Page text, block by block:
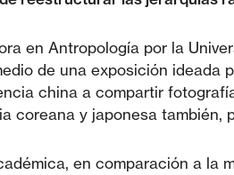
en Antropología por la
de una exposición ideada
china a compartir
coreana y japonesa también,
en comparación a la